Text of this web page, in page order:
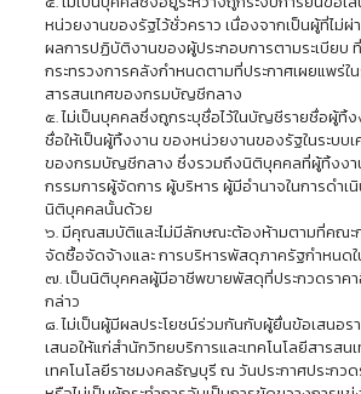
หน่วยงานของรัฐไว้ชั่วคราว เนื่องจากเป็นผู้ที่ไม่ผ่
ผลการปฏิบัติงานของผู้ประกอบการตามระเบียบ
กระทรวงการคลังกำหนดตามที่ประกาศเผยแพร่ใ
สารสนเทศของกรมบัญชีกลาง
๕. ไม่เป็นบุคคลซึ่งถูกระบุชื่อไว้ในบัญชีรายชื่อผู้ทิ้ง
ชื่อให้เป็นผู้ทิ้งงาน ของหน่วยงานของรัฐในระบบ
ของกรมบัญชีกลาง ซึ่งรวมถึงนิติบุคคลที่ผู้ทิ้งงา
กรรมการผู้จัดการ ผู้บริหาร ผู้มีอำนาจในการดำเ
นิติบุคคลนั้นด้วย
๖. มีคุณสมบัติและไม่มีลักษณะต้องห้ามตามที่คณะ
จัดซื้อจัดจ้างและ การบริหารพัสดุภาครัฐกำหนดใ
๗. เป็นนิติบุคคลผู้มีอาชีพขายพัสดุที่ประกวดราค
กล่าว
๘. ไม่เป็นผู้มีผลประโยชน์ร่วมกันกับผู้ยื่นข้อเสนอร
เสนอให้แก่สำนักวิทยบริการและเทคโนโลยีสารสน
เทคโนโลยีราชมงคลธัญบุรี ณ วันประกาศประกว